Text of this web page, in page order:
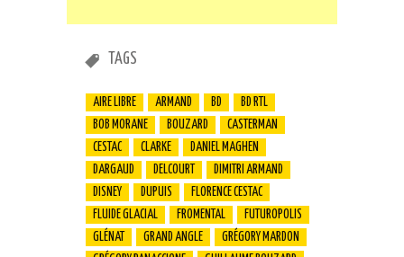
TAGS
AIRE LIBRE ARMAND BD
BD RTL
BOB MORANE
BOUZARD
CASTERMAN
CESTAC
CLARKE
DANIEL MAGHEN
DARGAUD
DELCOURT
DIMITRI ARMAND
DISNEY
DUPUIS
FLORENCE CESTAC
FLUIDE GLACIAL
FROMENTAL
FUTUROPOLIS
GLÉNAT
GRAND ANGLE
GRÉGORY MARDON